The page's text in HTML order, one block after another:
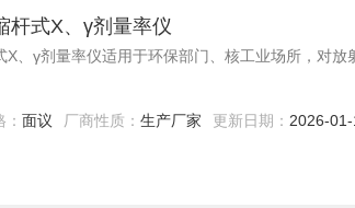
杆式X、γ剂量率仪
、γ剂量率仪适用于环保部门、核工业场所，对放
面议 厂商性质： 生产厂家 更新日期： 2026-01-